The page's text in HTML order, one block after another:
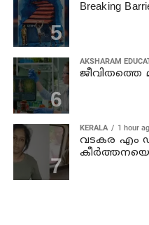
Breaking
AKSHARAM
ജീവിതത്തെ
KERALA 1 hour
വടകര എം
കീര്‍ത്തനയെ